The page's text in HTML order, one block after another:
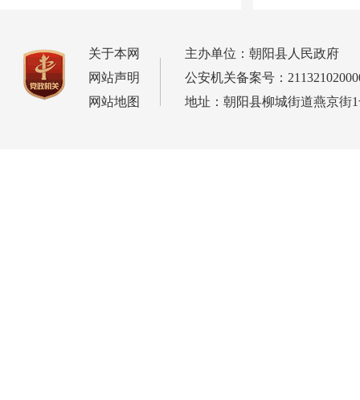
关于本网
网站声明
网站地图
主办单位：朝阳县人民政府
公安机关备案号：
地址：朝阳县柳城街道燕京街